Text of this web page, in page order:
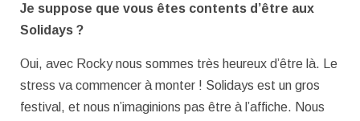
Je suppose que vous êtes contents d’être aux
Solidays ?
Oui, avec Rocky nous sommes très heureux d’être là. Le
stress va commencer à monter ! Solidays est un gros
festival, et nous n’imaginions pas être à l’affiche. Nous